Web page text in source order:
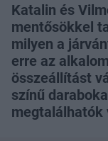
Katalin és
mentősökkel
milyen a
erre az
összeállítást
színű
megtalálhatók